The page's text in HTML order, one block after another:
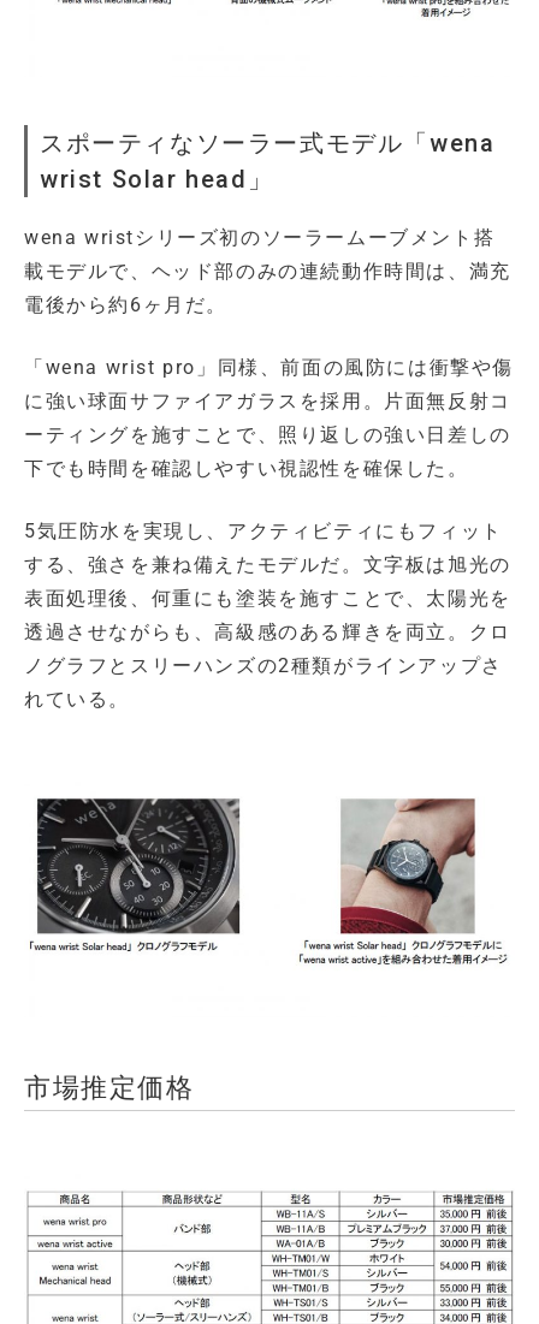
スポーティなソーラー式モデル「wena
wrist Solar head」
wena wristシリーズ初のソーラームーブメント搭
載モデルで、ヘッド部のみの連続動作時間は、満充
電後から約6ヶ月だ。
「wena wrist pro」同様、前面の風防には衝撃や傷
に強い球面サファイアガラスを採用。片面無反射コ
ーティングを施すことで、照り返しの強い日差しの
下でも時間を確認しやすい視認性を確保した。
5気圧防水を実現し、アクティビティにもフィット
する、強さを兼ね備えたモデルだ。文字板は旭光の
表面処理後、何重にも塗装を施すことで、太陽光を
透過させながらも、高級感のある輝きを両立。クロ
ノグラフとスリーハンズの2種類がラインアップさ
れている。
市場推定価格